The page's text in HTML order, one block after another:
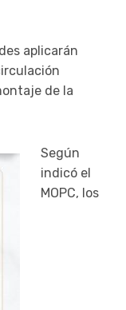
aplicarán
de la
Según
indicó el
MOPC, los